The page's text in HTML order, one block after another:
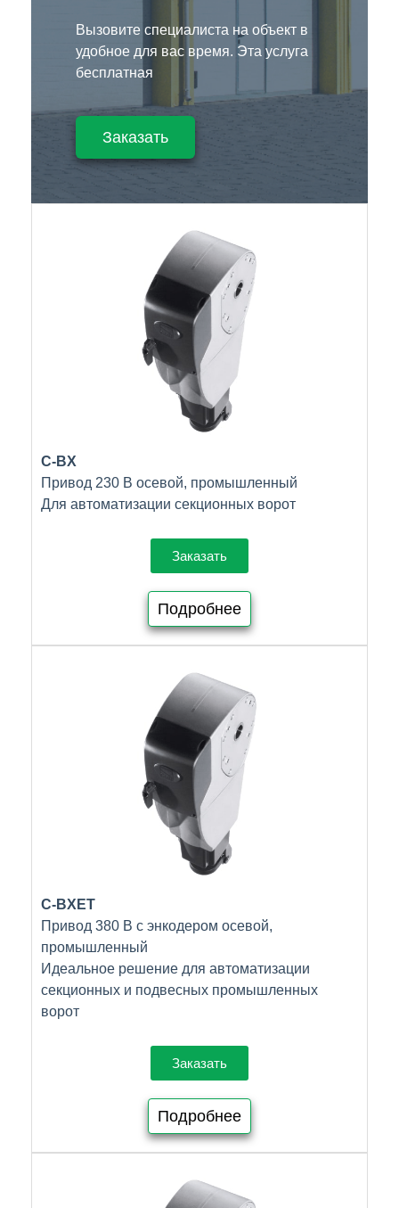
Вызовите специалиста на объект в
удобное для вас время. Эта услуга
бесплатная
Заказать
C-BX
Привод 230 В осевой, промышленный
Для автоматизации секционных ворот
Заказать
Подробнее
C-BXET
Привод 380 В с энкодером осевой,
промышленный
Идеальное решение для автоматизации
секционных и подвесных промышленных
ворот
Заказать
Подробнее